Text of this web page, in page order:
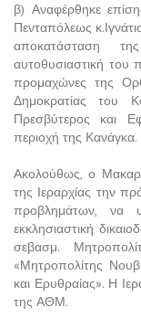
β) Αναφέρθηκε
Πενταπόλεως
αποκατάσταση
αυτοθυσιαστική του
προμαχώνες της
Δημοκρατίας του
Πρεσβύτερος και
περιοχή της Κανάγκα.
Ακολούθως, ο
της Ιεραρχίας την
προβλημάτων, να
εκκλησιαστική
σεβασμ.
«Μητροπολίτης
και Ερυθραίας». Η
της ΑΘΜ.